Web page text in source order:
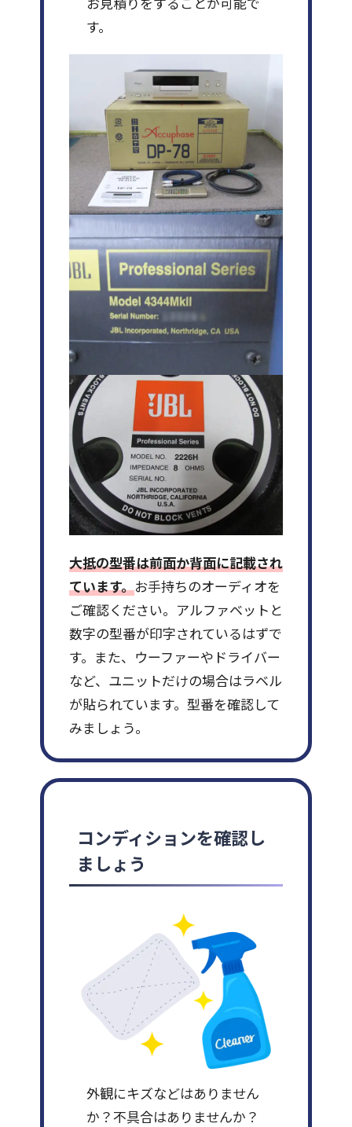
す。
大抵の型番は前面か背面に記載され
ています。お手持ちのオーディオを
ご確認ください。アルファベットと
数字の型番が印字されているはずで
す。また、ウーファーやドライバー
など、ユニットだけの場合はラベル
が貼られています。型番を確認して
みましょう。
コンディションを確認し
ましょう
外観にキズなどはありません
か？不具合はありませんか？